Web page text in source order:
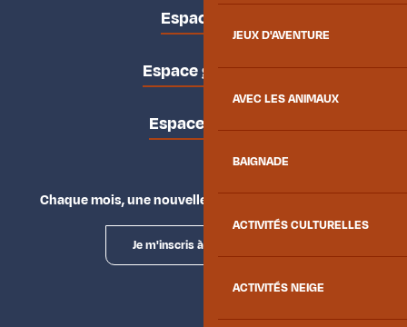
JEUX D'AVENTURE
AVEC LES ANIMAUX
BAIGNADE
ACTIVITÉS CULTURELLES
ACTIVITÉS NEIGE
Espace pro
Espace groupes
Espace presse
Chaque mois, une nouvelle façon d'explorer la vallée.
Je m'inscris à la newsletter